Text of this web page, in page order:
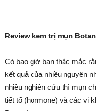
Review kem trị mụn
Có bao giờ bạn thắc mắc
kết quả của nhiều nguyên
nhiều nghiên cứu thì mụn
tiết tố (hormone) và các vi